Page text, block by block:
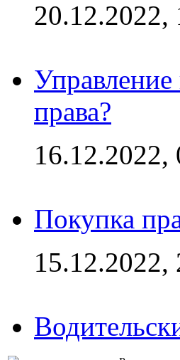
20.12.2022,
права?
16.12.2022,
Покупка
15.12.2022,